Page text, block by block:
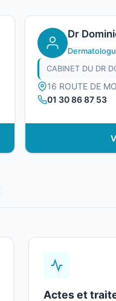
Dr
CABINET DU DR
16 ROUTE DE
01 30 86 87 53
Actes et